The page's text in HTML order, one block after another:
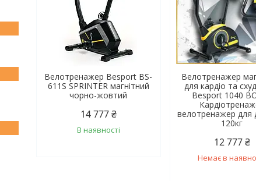
Велотренажер Besport BS-
611S SPRINTER магнітний
чорно-жовтий
14 777 ₴
В наявності
Велотренажер
для кардіо та
Besport 1040
велотренажер для
120кг
12 777 ₴
Немає в